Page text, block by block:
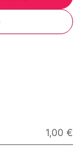
1,00 €